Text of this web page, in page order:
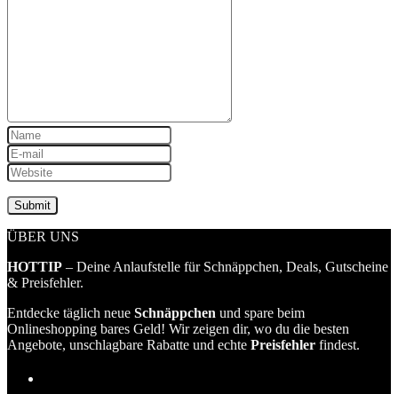
ÜBER UNS
HOTTIP – Deine Anlaufstelle für Schnäppchen, Deals, Gutscheine
& Preisfehler.
Entdecke täglich neue Schnäppchen und spare beim
Onlineshopping bares Geld! Wir zeigen dir, wo du die besten
Angebote, unschlagbare Rabatte und echte Preisfehler findest.